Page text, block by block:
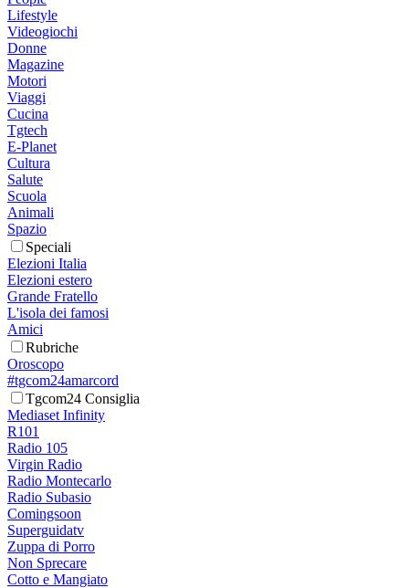
Lifestyle
Videogiochi
Donne
Magazine
Motori
Viaggi
Cucina
Tgtech
E-Planet
Cultura
Salute
Scuola
Animali
Spazio
Speciali
Elezioni Italia
Elezioni estero
Grande Fratello
L'isola dei famosi
Amici
Rubriche
Oroscopo
#tgcom24amarcord
Tgcom24 Consiglia
Mediaset Infinity
R101
Radio 105
Virgin Radio
Radio Montecarlo
Radio Subasio
Comingsoon
Superguidatv
Zuppa di Porro
Non Sprecare
Cotto e Mangiato